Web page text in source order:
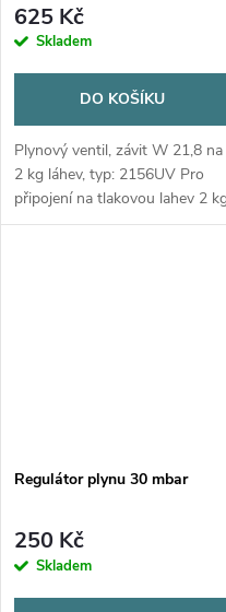
625 Kč
Skladem
DO KOŠÍKU
Plynový ventil, závit W 21,8 na
2 kg láhev, typ: 2156UV Pro
připojení na tlakovou lahev 2
s výstupním závitem W 21,8 L.
Regulátor plynu 30 mbar
250 Kč
Skladem